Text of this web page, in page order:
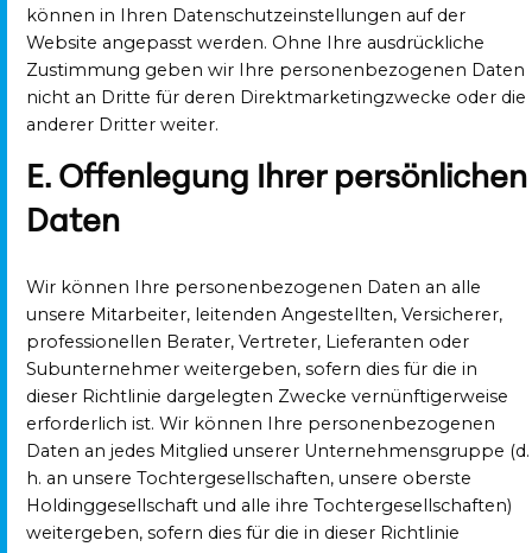
können in Ihren Datenschutzeinstellungen auf der
Website angepasst werden. Ohne Ihre ausdrückliche
Zustimmung geben wir Ihre personenbezogenen Daten
nicht an Dritte für deren Direktmarketingzwecke oder die
anderer Dritter weiter.
E. Offenlegung Ihrer persönlichen
Daten
Wir können Ihre personenbezogenen Daten an alle
unsere Mitarbeiter, leitenden Angestellten, Versicherer,
professionellen Berater, Vertreter, Lieferanten oder
Subunternehmer weitergeben, sofern dies für die in
dieser Richtlinie dargelegten Zwecke vernünftigerweise
erforderlich ist. Wir können Ihre personenbezogenen
Daten an jedes Mitglied unserer Unternehmensgruppe (d.
h. an unsere Tochtergesellschaften, unsere oberste
Holdinggesellschaft und alle ihre Tochtergesellschaften)
weitergeben, sofern dies für die in dieser Richtlinie